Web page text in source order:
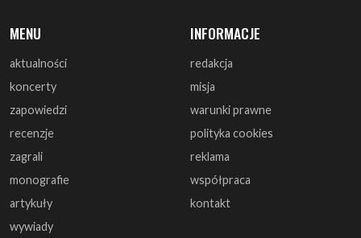
zapowiedzi
recenzje
zagrali
monografie
artykuły
wywiady
warunki prawne
polityka cookies
reklama
współpraca
kontakt
DOŁĄCZ DO NAS